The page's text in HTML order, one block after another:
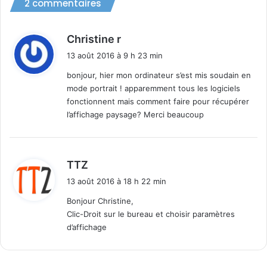
indication claire et précise concernant ce
Par contre, passé les 10 jours fatidiques, vous
aurez un beau message signalant que cette
option n’est plus disponible…
10 jours pour
à jour
anniversaire
2 commentaires
Christine r
:
13 août 2016 à 9 h 23 min
bonjour, hier mon ordinateur s’est mis soudain en
mode portrait ! apparemment tous les logiciels
fonctionnent mais comment faire pour récupérer
l’affichage paysage? Merci beaucoup
TTZ
:
13 août 2016 à 18 h 22 min
Bonjour Christine,
Clic-Droit sur le bureau et choisir paramètres
d’affichage